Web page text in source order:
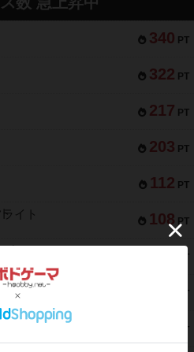
340 PT
322 PT
217 PT
203 PT
112 PT
108 PT
イト
PT
PT
PT